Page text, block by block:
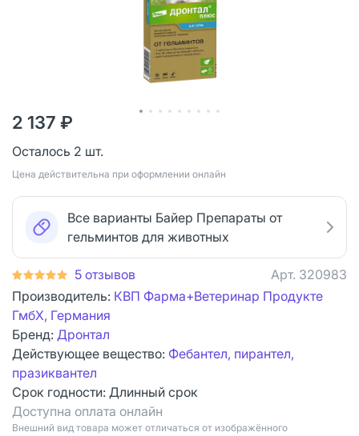
2 137 ₽
Осталось 2 шт.
Цена действительна при оформлении онлайн
Все варианты Байер Препараты от
гельминтов для животных
5 отзывов Арт. 320983
Производитель: КВП Фарма+Ветеринар Продукте
ГмбХ, Германия
Бренд: Дронтал
Действующее вещество: Фебантел, пирантел,
празиквантел
Срок годности: Длинный срок
Доступна оплата онлайн
Bнешний вид товара может отличаться от изображённого